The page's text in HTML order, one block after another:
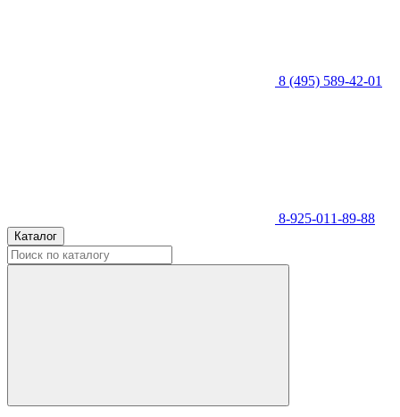
8 (495) 589-42-01
8-925-011-89-88
Каталог